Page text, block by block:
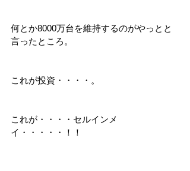
何とか8000万台を維持するのがやっとと
言ったところ。
これが投資・・・・。
これが・・・・セルインメ
イ・・・・・！！